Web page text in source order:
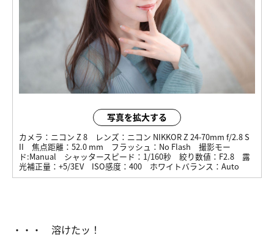
写真を拡大する
カメラ： ニコン Z 8 レンズ： ニコン NIKKOR Z 24-70mm f/2.8 S
II
焦点距離： 52.0 mm フラッシュ： No Flash
撮影モー
ド:Manual シャッタースピード： 1/160秒 絞り数値： F2.8
露
光補正量： +5/3EV ISO感度： 400 ホワイトバランス： Auto
・・・ 溶けたッ！